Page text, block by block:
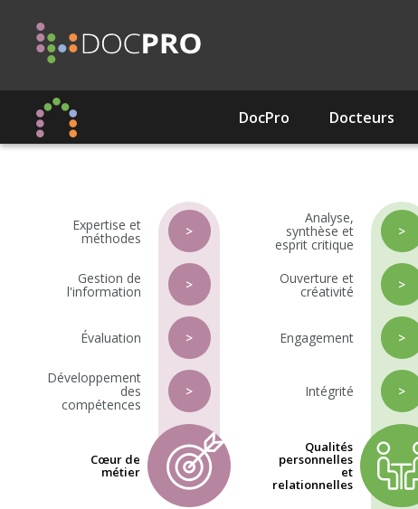
contenu
principal
DocPro Docteurs
Cœur de
métier
>
Expertise et
méthodes
>
Gestion de
l'information
>
Évaluation
>
Développement
des
compétences
Qualités
personnelles
et
relationnelles
>
Analyse,
synthèse et
esprit critique
>
Ouverture et
créativité
>
Engagement
>
Intégrité